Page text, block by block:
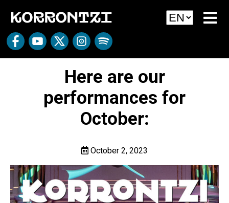
Here are our
performances for
October:
October 2, 2023